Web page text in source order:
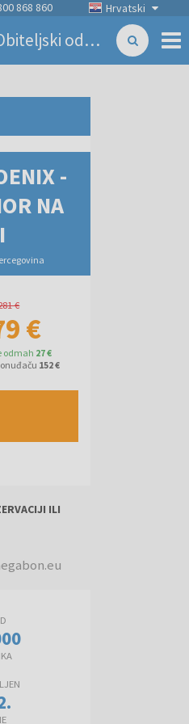
Hrvatski
868 860
Aparthotel Phoenix - Obiteljski odmor na Bjelašnici
-
NA
€
€
odmah 27 €
152 €
ILI